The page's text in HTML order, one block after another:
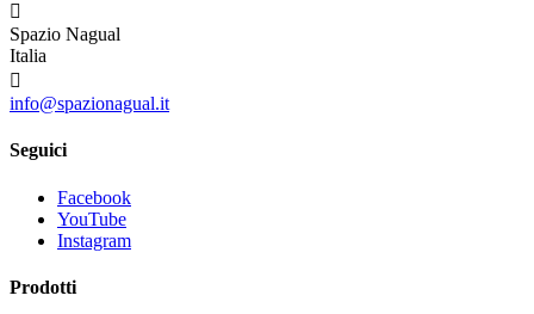

Spazio Nagual
Italia

info@spazionagual.it
Seguici
Facebook
YouTube
Instagram
Prodotti